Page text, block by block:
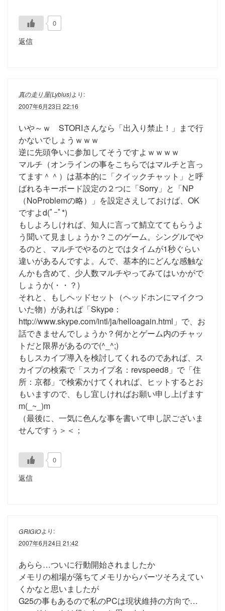
0
返信
真の走り屋(Lybius)より:
2007年6月23日 22:16
いや～ｗ STORIさんなら「出入り禁止！」まで行
かないでしょうｗｗｗ
逆に先頭争いに参加してそうですよｗｗｗｗ
マルチ（オンラインの事をこちらではマルチと言っ
てます＾＾）は基本的に「クイックチャット」と呼
ばれるキーボード設定の２つに「Sorry」と「NP
（NoProblemの略）」を設定さえしておけば、OK
ですよd(ﾟｰﾟ*)
もしよろしければ、知人に言って鯖立ててもらうよ
う聞いて見ましょうか？このゲーム。シングルでや
るのと、マルチでやるのとではタイムが1秒ぐらい
違いがあるんですよ。んで、基本的にどんな感触な
んかも含めて、少人数マルチやってみてはいかがで
しょうか(・・？)
それと、もしヘッドセット（ヘッドホンにマイクつ
いた物）があれば「Skype：
http://www.skype.com/intl/ja/helloagain.html」で、お
話できませんでしょうか？何かとゲーム内のチャッ
トだと限界があるので(^_^;)
もしスカイプ導入を検討してくれるのであれば、ス
カイプの検索で「スカイプ名：revspeed8」で「住
所：京都」で検索かけてくれれば、ヒットするとお
もいますので、もし宜しければお願い申し上げます
m(_~_)m
（最後に、一気に色んな事を書いて申し訳ございま
せんですぅ＞＜；
0
返信
GRIGIOより:
2007年6月24日 21:42
あらら…ついに行動開始されましたか
メモリの相場が落ちてメモリからパーツそろえてい
くかなと思いましたが
G25の事もあるので私のPCは現状維持の方向で…